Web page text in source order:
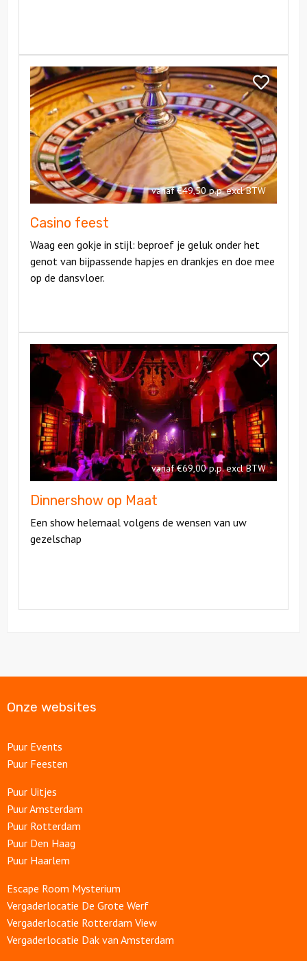
Bekijk
Casino
feest
vanaf €49,50 p.p. excl BTW
Casino feest
Waag een gokje in stijl: beproef je geluk onder het
genot van bijpassende hapjes en drankjes en doe mee
op de dansvloer.
Bekijk
Casino
feest
Bekijk
Dinnershow
Maat
vanaf €69,00 p.p. excl BTW
Dinnershow op Maat
Een show helemaal volgens de wensen van uw
gezelschap
Bekijk
Dinnershow
Onze websites
Puur Events
Puur Feesten
Puur Uitjes
Puur Amsterdam
Puur Rotterdam
Puur Den Haag
Puur Haarlem
Escape Room Mysterium
Vergaderlocatie De Grote Werf
Vergaderlocatie Rotterdam View
Vergaderlocatie Dak van Amsterdam